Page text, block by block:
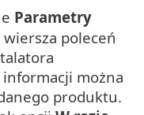
Parametry
poleceń
można
produktu.